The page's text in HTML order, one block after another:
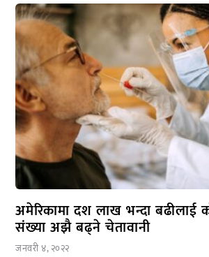
जनवरी ४, २०२२
अमेरिकामा दश लाख भन्दा बढीलाई
संख्या अझै बढ्ने चेतावानी